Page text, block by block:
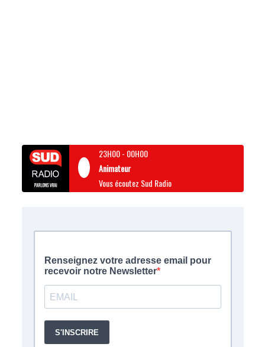
23H00- 00H00
Animateur
Vous écoutez Sud Radio